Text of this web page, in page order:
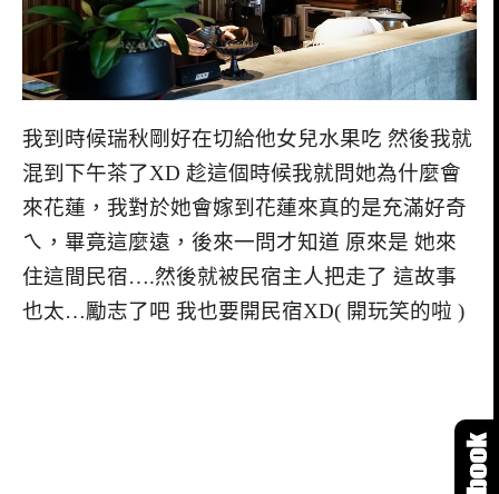
我到時候瑞秋剛好在切給他女兒水果吃 然後我就
混到下午茶了XD 趁這個時候我就問她為什麼會
來花蓮，我對於她會嫁到花蓮來真的是充滿好奇
ㄟ，畢竟這麼遠，後來一問才知道 原來是 她來
住這間民宿….然後就被民宿主人把走了 這故事
也太…勵志了吧 我也要開民宿XD( 開玩笑的啦 )